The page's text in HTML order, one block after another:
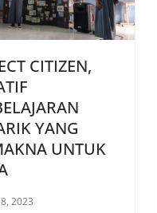
CITIZEN,
YANG
UNTUK
2023